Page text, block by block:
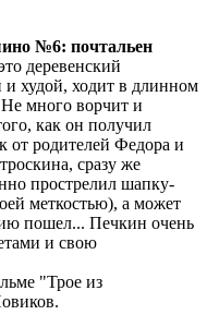
№6: почтальен
деревенский
и худой, ходит в длинном
много ворчит и
как он получил
от родителей Федора и
cразу же
прострелил шапку-
меткостью), а может
пошел... Печкин очень
и свою
"Трое из